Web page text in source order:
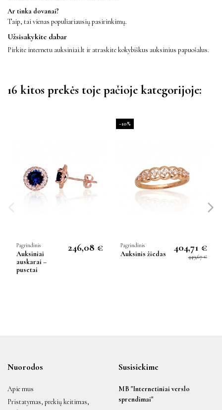
Ar tinka dovanai?
Taip, tai vienas populiariausių pasirinkimų.
Užsisakykite dabar
Pirkite internetu auksiniai.lt ir atraskite kokybiškus auksinius papuošalus.
16 kitos prekės toje pačioje kategorijoje:
Pagrindinis
Auksiniai
auskarai –
pusetai
246,08 €
−10%
Pagrindinis
Auksinis žiedas
404,71 €
449,67 €
Nuorodos
Apie mus
Pristatymas, prekių keitimas,
Susisiekime
MB "Internetiniai verslo
sprendimai"